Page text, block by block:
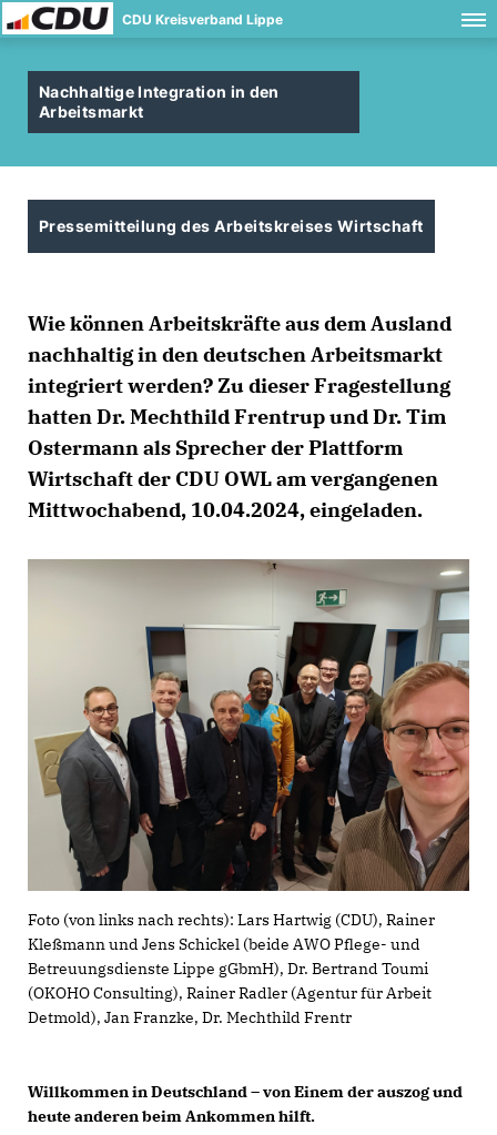
CDU Kreisverband Lippe
Nachhaltige Integration in den
Arbeitsmarkt
Pressemitteilung des Arbeitskreises Wirtschaft
Wie können Arbeitskräfte aus dem Ausland
nachhaltig in den deutschen Arbeitsmarkt
integriert werden? Zu dieser Fragestellung
hatten Dr. Mechthild Frentrup und Dr. Tim
Ostermann als Sprecher der Plattform
Wirtschaft der CDU OWL am vergangenen
Mittwochabend, 10.04.2024, eingeladen.
Foto (von links nach rechts): Lars Hartwig (CDU), Rainer
Kleßmann und Jens Schickel (beide AWO Pflege- und
Betreuungsdienste Lippe gGbmH), Dr. Bertrand Toumi
(OKOHO Consulting), Rainer Radler (Agentur für Arbeit
Detmold), Jan Franzke, Dr. Mechthild Frentr
Willkommen in Deutschland – von Einem der auszog und
heute anderen beim Ankommen hilft.